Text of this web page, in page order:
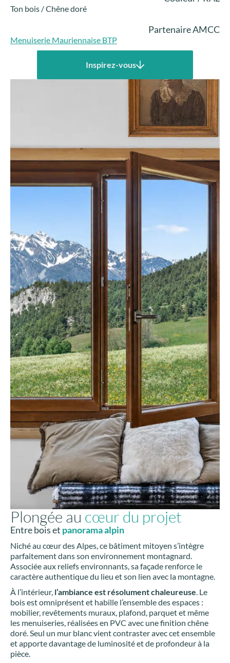
Ton bois / Chêne doré
Partenaire AMCC
Menuiserie Mauriennaise BTP
Inspirez-vous
Plongée au cœur du projet
Entre bois et panorama alpin
Niché au cœur des Alpes, ce bâtiment mitoyen s’intègre
parfaitement dans son environnement montagnard.
Associée aux reliefs environnants, sa façade renforce le
caractère authentique du lieu et son lien avec la montagne.
À l’intérieur, l’ambiance est résolument chaleureuse. Le
bois est omniprésent et habille l’ensemble des espaces :
mobilier, revêtements muraux, plafond, parquet et même
les menuiseries, réalisées en PVC avec une finition chêne
doré. Seul un mur blanc vient contraster avec cet ensemble
et apporte davantage de luminosité et de profondeur à la
pièce.